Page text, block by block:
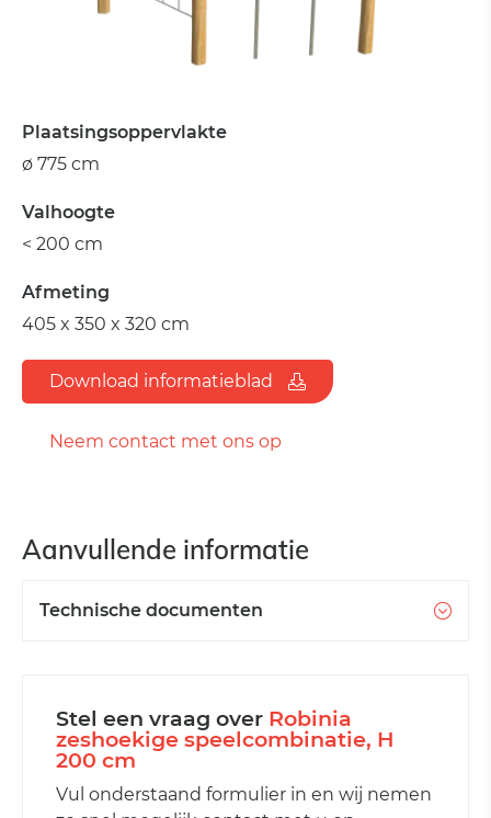
Plaatsingsoppervlakte
ø 775 cm
Valhoogte
< 200 cm
Afmeting
405 x 350 x 320 cm
Download informatieblad
Neem contact met ons op
Aanvullende informatie
Technische documenten
Stel een vraag over Robinia
zeshoekige speelcombinatie, H
200 cm
Vul onderstaand formulier in en wij nemen